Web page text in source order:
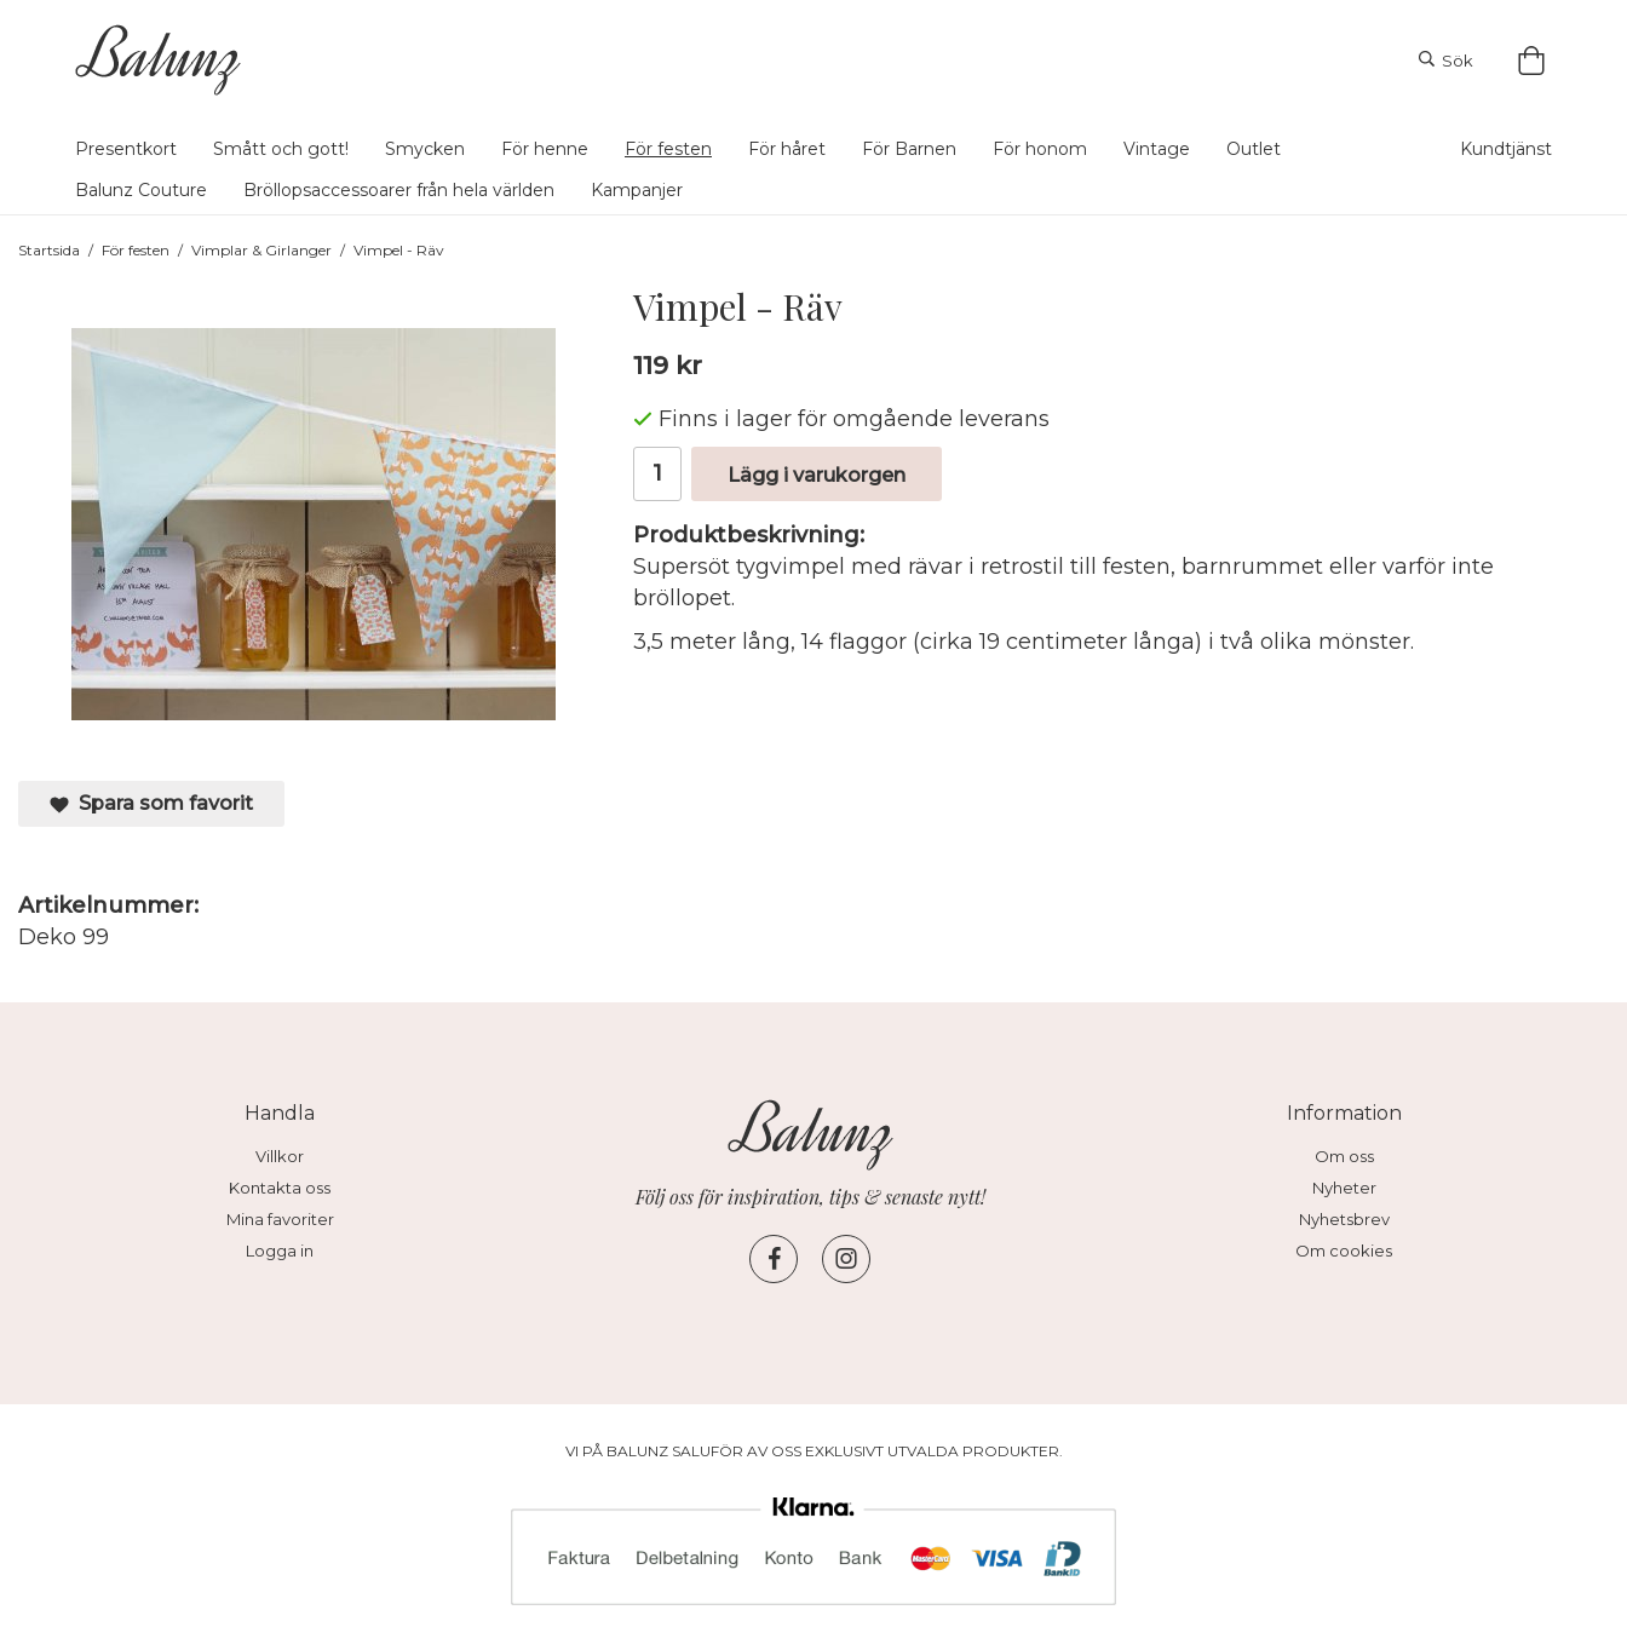
Sök
Presentkort Smått och gott! Smycken För henne För festen För håret För Barnen För honom Vintage
Outlet
Balunz Couture
Bröllopsaccessoarer från hela världen Kampanjer
Kundtjänst
Startsida / För festen / Vimplar & Girlanger / Vimpel - Räv
Vimpel - Räv
119 kr
Finns i lager för omgående leverans
Lägg i varukorgen
Produktbeskrivning:
Supersöt tygvimpel med rävar i retrostil till festen, barnrummet eller varför inte
bröllopet.
3,5 meter lång, 14 flaggor (cirka 19 centimeter långa) i två olika mönster.
Spara som favorit
Artikelnummer:
Deko 99
Handla
Villkor
Kontakta oss
Mina favoriter
Logga in
Följ oss för inspiration, tips & senaste nytt!
Information
Om oss
Nyheter
Nyhetsbrev
Om cookies
VI PÅ BALUNZ SALUFÖR AV OSS EXKLUSIVT UTVALDA PRODUKTER.